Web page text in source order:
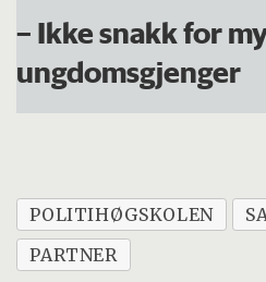
– Ikke snakk for
ungdomsgjenger
POLITIHØGSKOLEN
PARTNER